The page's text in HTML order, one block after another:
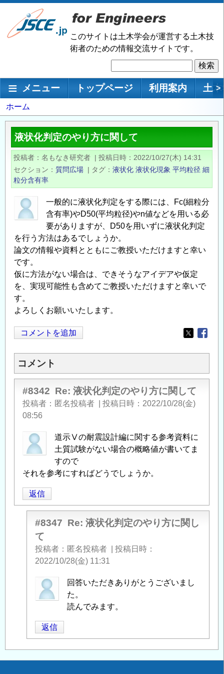
メ
ン
移
このサイトは土木学会が運営する土木技
術者のための情報交流サイトです。
索
メインナビゲーション
メニュー トップページ 利用案内 土 >
パ
ン
く
ず
ホーム
液状化判定のやり方に関して
投稿者 名もなき研究者 | 投稿日時
2022/10/27(木) 14:31
セクション
質問広場 | タグ 液状化 液状化現象 平均粒径 細
粒分含有率
一般的に液状化判定をする際には、Fc(細粒分
含有率)やD50(平均粒径)やn値などを用いる必
要がありますが、D50を用いずに液状化判定
を行う方法はあるでしょうか。
論文の情報や資料とともにご教授いただけますと幸い
です。
仮に方法がない場合は、できそうなアイデアや仮定
を、実現可能性も含めてご教授いただけますと幸いで
す。
よろしくお願いいたします。
コメントを追加
Opens in
コメント
#8342 Re: 液状化判定のやり方に関して
投稿者 匿名投稿者 投稿日時
2022/10/28(金)
08:56
道示Ⅴの耐震設計編に関する参考資料に
土質試験がない場合の概略値が書いてま
すので
それを参考にすればどうでしょうか。
返信
#8347 Re: 液状化判定のやり方に関し
て
投稿者 匿名投稿者
投稿日時
2022/10/28(金) 11:31
匿
名
者
回答いただきありがとうございまし
た。
読んでみます。
返信